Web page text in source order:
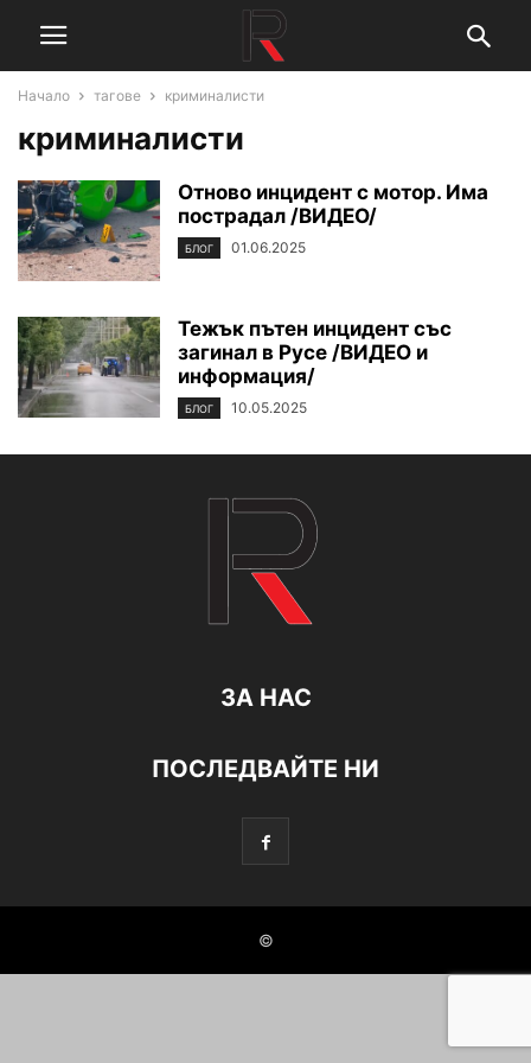
Начало тагове криминалисти
криминалисти
Отново инцидент с мотор. Има
пострадал /ВИДЕО/
БЛОГ 01.06.2025
Тежък пътен инцидент със
загинал в Русе /ВИДЕО и
информация/
БЛОГ 10.05.2025
ЗА НАС
ПОСЛЕДВАЙТЕ НИ
©